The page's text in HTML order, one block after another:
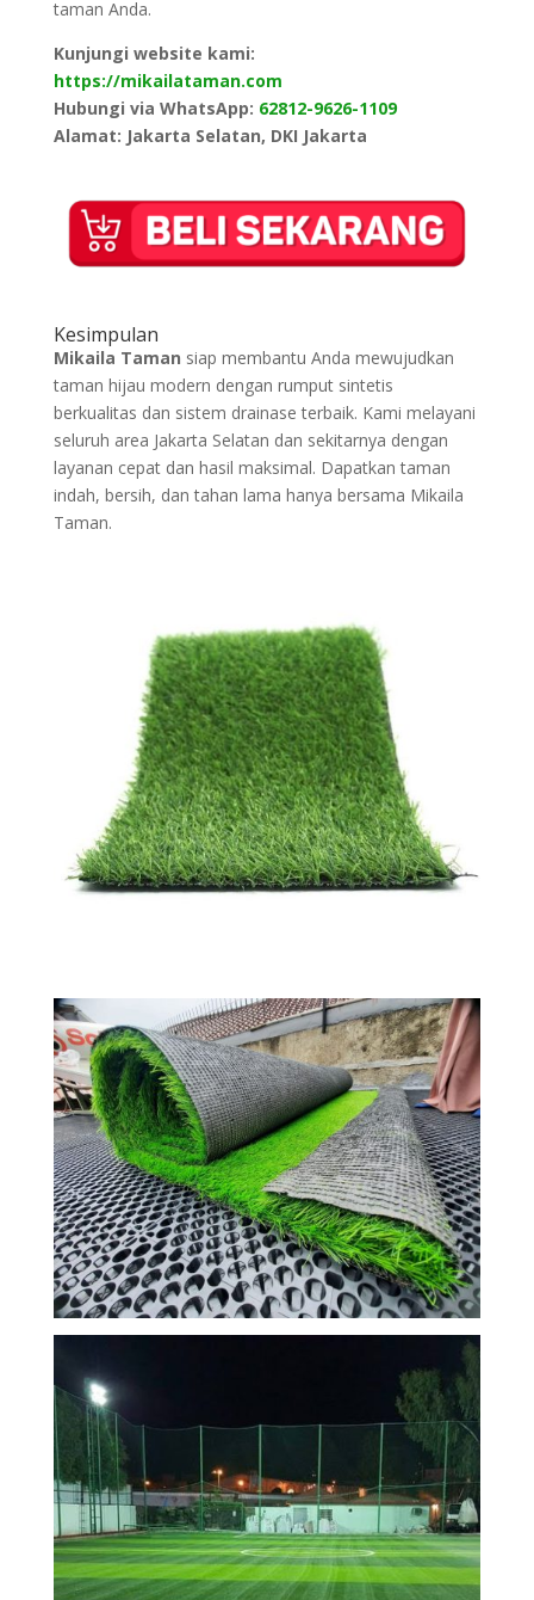
taman Anda.
Kunjungi website kami:
https://mikailataman.com
Hubungi via WhatsApp: 62812-9626-1109
Alamat: Jakarta Selatan, DKI Jakarta
Kesimpulan
Mikaila Taman siap membantu Anda mewujudkan
taman hijau modern dengan rumput sintetis
berkualitas dan sistem drainase terbaik. Kami melayani
seluruh area Jakarta Selatan dan sekitarnya dengan
layanan cepat dan hasil maksimal. Dapatkan taman
indah, bersih, dan tahan lama hanya bersama Mikaila
Taman.